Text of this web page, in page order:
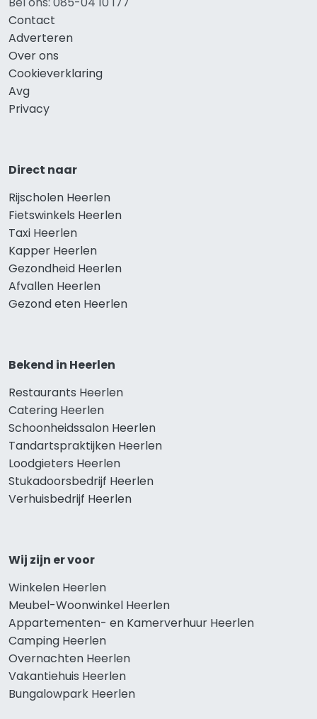
Contact
Adverteren
Over ons
Cookieverklaring
Avg
Privacy
Direct naar
Rijscholen Heerlen
Fietswinkels Heerlen
Taxi Heerlen
Kapper Heerlen
Gezondheid Heerlen
Afvallen Heerlen
Gezond eten Heerlen
Bekend in Heerlen
Restaurants Heerlen
Catering Heerlen
Schoonheidssalon Heerlen
Tandartspraktijken Heerlen
Loodgieters Heerlen
Stukadoorsbedrijf Heerlen
Verhuisbedrijf Heerlen
Wij zijn er voor
Winkelen Heerlen
Meubel-Woonwinkel Heerlen
Appartementen- en Kamerverhuur Heerlen
Camping Heerlen
Overnachten Heerlen
Vakantiehuis Heerlen
Bungalowpark Heerlen